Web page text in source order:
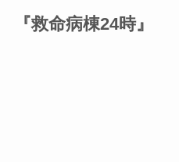
『救命病棟24時』